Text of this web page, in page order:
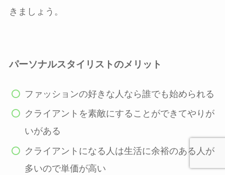
きましょう。
パーソナルスタイリストのメリット
ファッションの好きな人なら誰でも始められる
クライアントを素敵にすることができてやりが
いがある
クライアントになる人は生活に余裕のある人が
多いので単価が高い